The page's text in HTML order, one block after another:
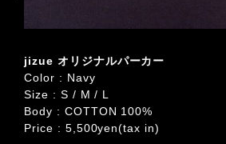
jizue オリジナルパーカー
Color : Navy
Size : S / M / L
Body : COTTON 100%
Price : 5,500yen(tax in)